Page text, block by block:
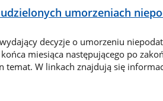
umorzeniach
decyzje o umorzeniu
miesiąca następującego po
temat. W linkach znajdują się